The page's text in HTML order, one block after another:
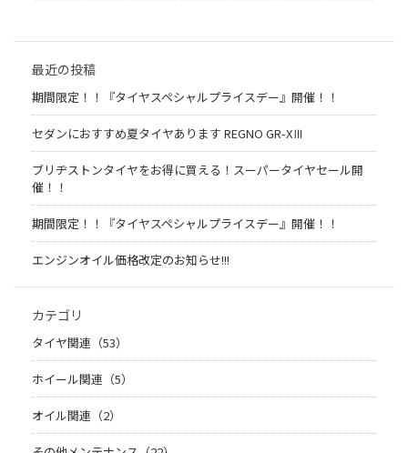
最近の投稿
期間限定！！『タイヤスペシャルプライスデー』開催！！
セダンにおすすめ夏タイヤあります REGNO GR-XⅢ
ブリヂストンタイヤをお得に買える！スーパータイヤセール開
催！！
期間限定！！『タイヤスペシャルプライスデー』開催！！
エンジンオイル価格改定のお知らせ!!!
カテゴリ
タイヤ関連（53）
ホイール関連（5）
オイル関連（2）